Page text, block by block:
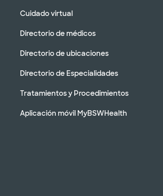
Cuidado virtual
Directorio de médicos
Directorio de ubicaciones
Directorio de Especialidades
Tratamientos y Procedimientos
Aplicación móvil MyBSWHealth